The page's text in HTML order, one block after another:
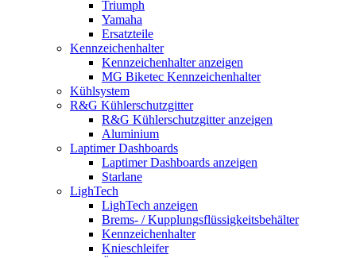
Triumph
Yamaha
Ersatzteile
Kennzeichenhalter
Kennzeichenhalter anzeigen
MG Biketec Kennzeichenhalter
Kühlsystem
R&G Kühlerschutzgitter
R&G Kühlerschutzgitter anzeigen
Aluminium
Laptimer Dashboards
Laptimer Dashboards anzeigen
Starlane
LighTech
LighTech anzeigen
Brems- / Kupplungsflüssigkeitsbehälter
Kennzeichenhalter
Knieschleifer